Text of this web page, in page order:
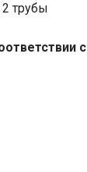
трубы
с